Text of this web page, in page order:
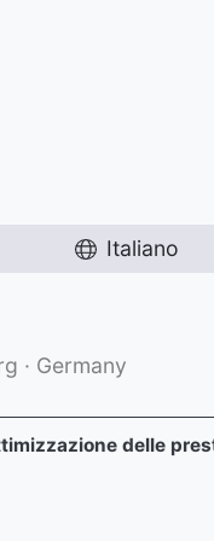
Italiano
· Germany
delle